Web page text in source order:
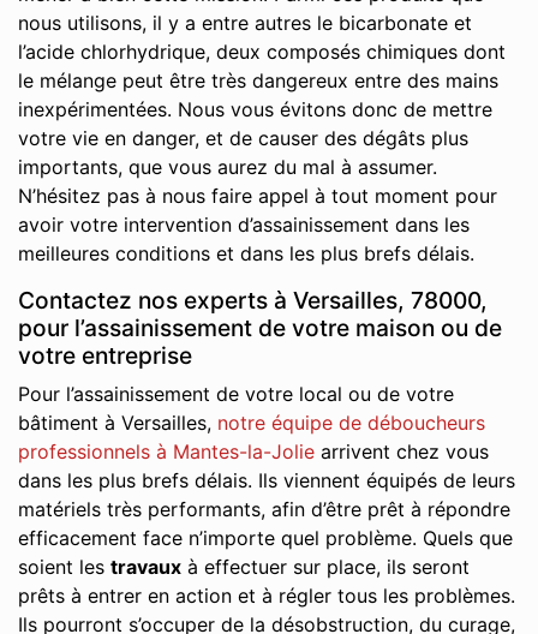
nous utilisons, il y a entre autres le bicarbonate et
l’acide chlorhydrique, deux composés chimiques dont
le mélange peut être très dangereux entre des mains
inexpérimentées. Nous vous évitons donc de mettre
votre vie en danger, et de causer des dégâts plus
importants, que vous aurez du mal à assumer.
N’hésitez pas à nous faire appel à tout moment pour
avoir votre intervention d’assainissement dans les
meilleures conditions et dans les plus brefs délais.
Contactez nos experts à Versailles, 78000,
pour l’assainissement de votre maison ou de
votre entreprise
Pour l’assainissement de votre local ou de votre
bâtiment à Versailles, notre équipe de déboucheurs
professionnels à Mantes-la-Jolie arrivent chez vous
dans les plus brefs délais. Ils viennent équipés de leurs
matériels très performants, afin d’être prêt à répondre
efficacement face n’importe quel problème. Quels que
soient les travaux à effectuer sur place, ils seront
prêts à entrer en action et à régler tous les problèmes.
Ils pourront s’occuper de la désobstruction, du curage,